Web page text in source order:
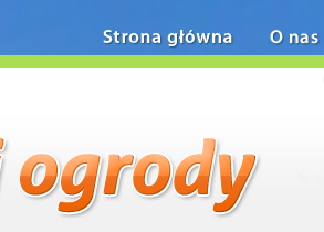
Strona główna O nas